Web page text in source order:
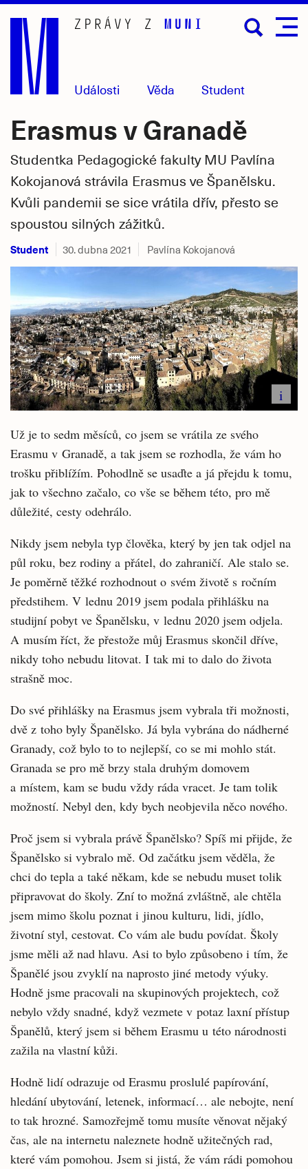
Přejít
hlavní
obsah
Události Věda Student
Erasmus v Granadě
Studentka Pedagogické fakulty MU Pavlína
Kokojanová strávila Erasmus ve Španělsku.
Kvůli pandemii se sice vrátila dřív, přesto se
spoustou silných zážitků.
Student 30. dubna 2021 Pavlína Kokojanová
i
Už je to sedm měsíců, co jsem se vrátila ze svého
Erasmu v Granadě, a tak jsem se rozhodla, že vám ho
trošku přiblížím. Pohodlně se usaďte a já přejdu k tomu,
jak to všechno začalo, co vše se během této, pro mě
důležité, cesty odehrálo.
Nikdy jsem nebyla typ člověka, který by jen tak odjel na
půl roku, bez rodiny a přátel, do zahraničí. Ale stalo se.
Je poměrně těžké rozhodnout o svém životě s ročním
předstihem. V lednu 2019 jsem podala přihlášku na
studijní pobyt ve Španělsku, v lednu 2020 jsem odjela.
A musím říct, že přestože můj Erasmus skončil dříve,
nikdy toho nebudu litovat. I tak mi to dalo do života
strašně moc.
Do své přihlášky na Erasmus jsem vybrala tři možnosti,
dvě z toho byly Španělsko. Já byla vybrána do nádherné
Granady, což bylo to to nejlepší, co se mi mohlo stát.
Granada se pro mě brzy stala druhým domovem
a místem, kam se budu vždy ráda vracet. Je tam tolik
možností. Nebyl den, kdy bych neobjevila něco nového.
Proč jsem si vybrala právě Španělsko? Spíš mi přijde, že
Španělsko si vybralo mě. Od začátku jsem věděla, že
chci do tepla a také někam, kde se nebudu muset tolik
připravovat do školy. Zní to možná zvláštně, ale chtěla
jsem mimo školu poznat i jinou kulturu, lidi, jídlo,
životní styl, cestovat. Co vám ale budu povídat. Školy
jsme měli až nad hlavu. Asi to bylo způsobeno i tím, že
Španělé jsou zvyklí na naprosto jiné metody výuky.
Hodně jsme pracovali na skupinových projektech, což
nebylo vždy snadné, když vezmete v potaz laxní přístup
Španělů, který jsem si během Erasmu u této národnosti
zažila na vlastní kůži.
Hodně lidí odrazuje od Erasmu proslulé papírování,
hledání ubytování, letenek, informací… ale nebojte, není
to tak hrozné. Samozřejmě tomu musíte věnovat nějaký
čas, ale na internetu naleznete hodně užitečných rad,
které vám pomohou. Jsem si jistá, že vám rádi pomohou